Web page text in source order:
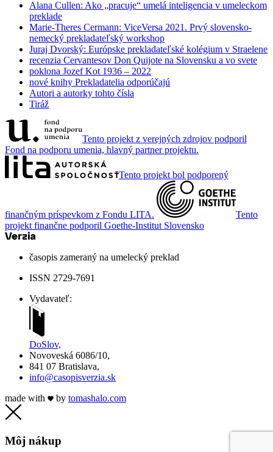
Alana Cullen: Ako „pracuje“ umelá inteligencia v umeleckom
preklade
Marie-Theres Cermann: ViceVersa 2021. Prvý slovensko-
nemecký prekladateľský workshop
Juraj Dvorský: Európske prekladateľské kolégium v Straelene
recenzia Cervantesov Don Quijote na Slovensku a vo svete
poklona Jozef Kot 1936 – 2022
nové knihy Prekladatelia odporúčajú
Autori a autorky tohto čísla
Tiráž
Tento projekt z verejných zdrojov podporil
Fond na podporu umenia, hlavný partner projektu.
Tento projekt bol podporený
finančným príspevkom z Fondu LITA.
Tento
projekt finančne podporil Goethe-Institut Slovensko
časopis zameraný na umelecký preklad
ISSN 2729-7691
Vydavateľ:
DoSlov,
Novoveská 6086/10,
841 07 Bratislava,
info@casopisverzia.sk
made with
by tomashalo.com
Môj nákup